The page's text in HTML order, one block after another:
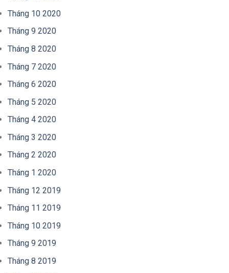
Tháng 10 2020
Tháng 9 2020
Tháng 8 2020
Tháng 7 2020
Tháng 6 2020
Tháng 5 2020
Tháng 4 2020
Tháng 3 2020
Tháng 2 2020
Tháng 1 2020
Tháng 12 2019
Tháng 11 2019
Tháng 10 2019
Tháng 9 2019
Tháng 8 2019